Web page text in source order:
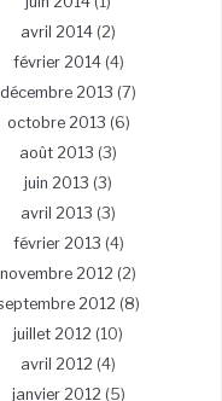
avril 2014 (2)
février 2014(4)
décembre 2013 (7)
octobre 2013 (6)
août 2013 (3)
juin 2013 (3)
avril 2013 (3)
février 2013 (4)
novembre 2012 (2)
2012 (8)
juillet 2012 (10)
avril 2012 (4)
janvier 2012 (5)